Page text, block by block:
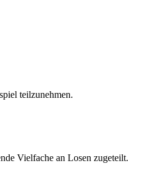
teilzunehmen.
Vielfache an Losen zugeteilt.